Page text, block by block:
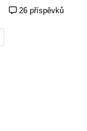
26 příspěvků